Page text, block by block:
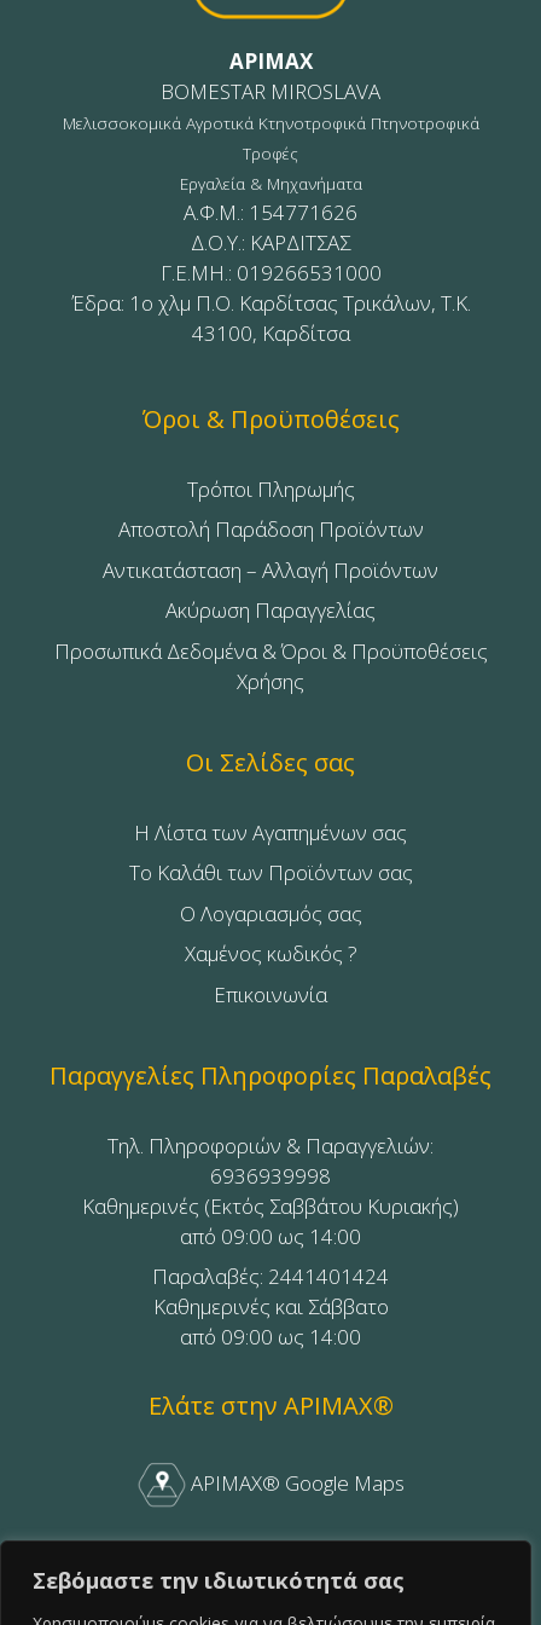
Σεβόμαστε την ιδιωτικότητά σας
APIMAX
BOMESTAR MIROSLAVA
Μελισσοκομικά Αγροτικά Κτηνοτροφικά Πτηνοτροφικά
Τροφές
Εργαλεία & Μηχανήματα
Α.Φ.Μ.: 154771626
Δ.Ο.Υ.: ΚΑΡΔΙΤΣΑΣ
Γ.Ε.ΜΗ.: 019266531000
Έδρα: 1ο χλμ Π.Ο. Καρδίτσας Τρικάλων, Τ.Κ.
43100, Καρδίτσα
Όροι & Προϋποθέσεις
Τρόποι Πληρωμής
Αποστολή Παράδοση Προϊόντων
Αντικατάσταση – Αλλαγή Προϊόντων
Ακύρωση Παραγγελίας
Προσωπικά Δεδομένα & Όροι & Προϋποθέσεις
Χρήσης
Οι Σελίδες σας
Η Λίστα των Αγαπημένων σας
Το Καλάθι των Προϊόντων σας
Ο Λογαριασμός σας
Χαμένος κωδικός ?
Επικοινωνία
Παραγγελίες Πληροφορίες Παραλαβές
Τηλ. Πληροφοριών & Παραγγελιών:
6936939998
Καθημερινές (Εκτός Σαββάτου Κυριακής)
από 09:00 ως 14:00
Παραλαβές: 2441401424
Καθημερινές και Σάββατο
από 09:00 ως 14:00
Ελάτε στην APIMAX®
APIMAX® Google Maps